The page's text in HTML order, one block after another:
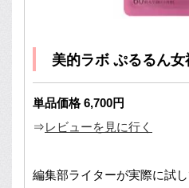
美的ラボ ぷるるん女
単品価格 6,700円
⇒レビューを見に行く
編集部ライターが実際に試